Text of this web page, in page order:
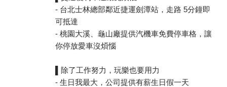
- 台北士林總部鄰近捷運劍潭站，走路 5分鐘即
可抵達
- 桃園大溪、龜山廠提供汽機車免費停車格，讓
你停放愛車沒煩惱
▌除了工作努力，玩樂也要用力
- 生日我最大，公司提供有薪生日假一天